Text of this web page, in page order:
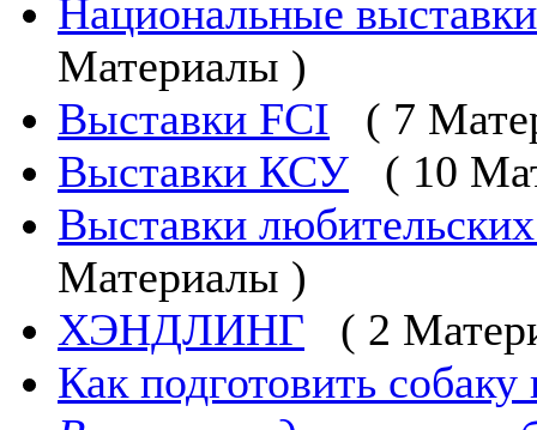
Национальные
Материалы )
Выставки FCI
( 7
Выставки КСУ
( 10
Выставки
Материалы )
ХЭНДЛИНГ
( 2
Как подготовить собаку